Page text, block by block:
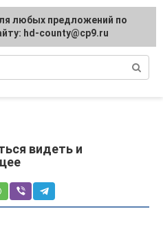
видеть и
любых предложений по
hd-county@cp9.ru